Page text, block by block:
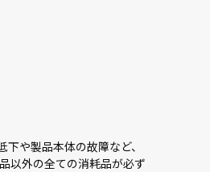
や製品本体の故障など、
以外の全ての消耗品が必ず